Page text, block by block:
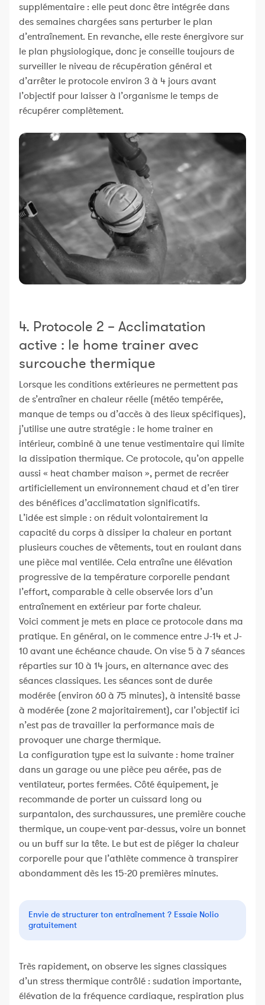
supplémentaire : elle peut donc être intégrée dans
des semaines chargées sans perturber le plan
d’entraînement. En revanche, elle reste énergivore sur
le plan physiologique, donc je conseille toujours de
surveiller le niveau de récupération général et
d’arrêter le protocole environ 3 à 4 jours avant
l’objectif pour laisser à l’organisme le temps de
récupérer complètement.
4. Protocole 2 – Acclimatation
active : le home trainer avec
surcouche thermique
Lorsque les conditions extérieures ne permettent pas
de s’entraîner en chaleur réelle (météo tempérée,
manque de temps ou d’accès à des lieux spécifiques),
j’utilise une autre stratégie : le home trainer en
intérieur, combiné à une tenue vestimentaire qui limite
la dissipation thermique. Ce protocole, qu’on appelle
aussi « heat chamber maison », permet de recréer
artificiellement un environnement chaud et d’en tirer
des bénéfices d’acclimatation significatifs.
L’idée est simple : on réduit volontairement la
capacité du corps à dissiper la chaleur en portant
plusieurs couches de vêtements, tout en roulant dans
une pièce mal ventilée. Cela entraîne une élévation
progressive de la température corporelle pendant
l’effort, comparable à celle observée lors d’un
entraînement en extérieur par forte chaleur.
Voici comment je mets en place ce protocole dans ma
pratique. En général, on le commence entre J-14 et J-
10 avant une échéance chaude. On vise 5 à 7 séances
réparties sur 10 à 14 jours, en alternance avec des
séances classiques. Les séances sont de durée
modérée (environ 60 à 75 minutes), à intensité basse
à modérée (zone 2 majoritairement), car l’objectif ici
n’est pas de travailler la performance mais de
provoquer une charge thermique.
La configuration type est la suivante : home trainer
dans un garage ou une pièce peu aérée, pas de
ventilateur, portes fermées. Côté équipement, je
recommande de porter un cuissard long ou
surpantalon, des surchaussures, une première couche
thermique, un coupe-vent par-dessus, voire un bonnet
ou un buff sur la tête. Le but est de piéger la chaleur
corporelle pour que l’athlète commence à transpirer
abondamment dès les 15-20 premières minutes.
Envie de structurer ton entraînement ? Essaie Nolio
gratuitement
Très rapidement, on observe les signes classiques
d’un stress thermique contrôlé : sudation importante,
élévation de la fréquence cardiaque, respiration plus